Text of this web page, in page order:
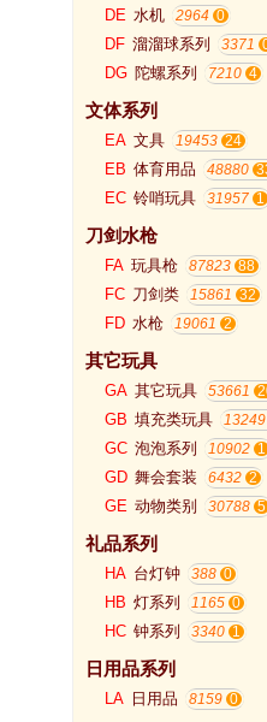
DE 水机 2964
DF 溜溜球系列 3371
DG 陀螺系列 7210
文体系列
EA 文具 19453
EB 体育用品 48880
EC 铃哨玩具 31957
刀剑水枪
FA 玩具枪 87823
FC 刀剑类 15861
FD 水枪 19061
其它玩具
GA 其它玩具 53661
GB 填充类玩具 13249
GC 泡泡系列 10902
GD 舞会套装 6432
GE 动物类别 30788
礼品系列
HA 台灯钟 388
HB 灯系列 1165
HC 钟系列 3340
日用品系列
LA 日用品 8159